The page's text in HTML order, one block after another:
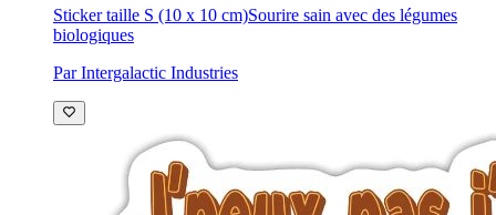
Sticker taille S (10 x 10 cm)Sourire sain avec des légumes
biologiques
Par Intergalactic Industries